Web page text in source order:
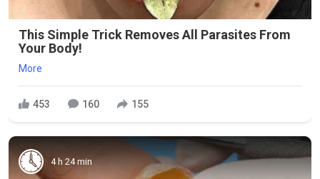
This Simple Trick Removes All Parasites From
Your Body!
More
453 160 155
4 h 24 min